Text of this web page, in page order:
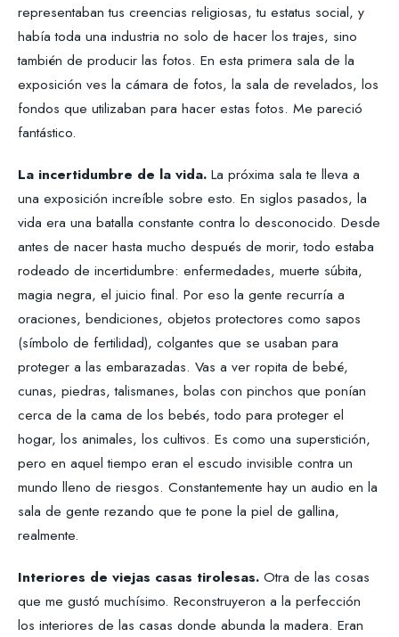
representaban tus creencias religiosas, tu estatus social, y
había toda una industria no solo de hacer los trajes, sino
también de producir las fotos. En esta primera sala de la
exposición ves la cámara de fotos, la sala de revelados, los
fondos que utilizaban para hacer estas fotos. Me pareció
fantástico.
La incertidumbre de la vida. La próxima sala te lleva a
una exposición increíble sobre esto. En siglos pasados, la
vida era una batalla constante contra lo desconocido. Desde
antes de nacer hasta mucho después de morir, todo estaba
rodeado de incertidumbre: enfermedades, muerte súbita,
magia negra, el juicio final. Por eso la gente recurría a
oraciones, bendiciones, objetos protectores como sapos
(símbolo de fertilidad), colgantes que se usaban para
proteger a las embarazadas. Vas a ver ropita de bebé,
cunas, piedras, talismanes, bolas con pinchos que ponían
cerca de la cama de los bebés, todo para proteger el
hogar, los animales, los cultivos. Es como una superstición,
pero en aquel tiempo eran el escudo invisible contra un
mundo lleno de riesgos. Constantemente hay un audio en la
sala de gente rezando que te pone la piel de gallina,
realmente.
Interiores de viejas casas tirolesas. Otra de las cosas
que me gustó muchísimo. Reconstruyeron a la perfección
los interiores de las casas donde abunda la madera. Eran